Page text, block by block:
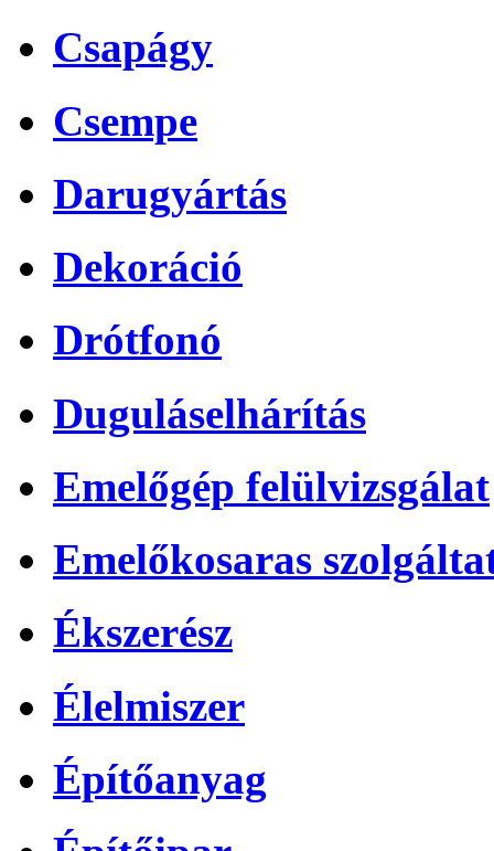
Csapágy
Csempe
Darugyártás
Dekoráció
Drótfonó
Duguláselhárítás
Emelőgép felülvizsgálat
Emelőkosaras
Ékszerész
Élelmiszer
Építőanyag